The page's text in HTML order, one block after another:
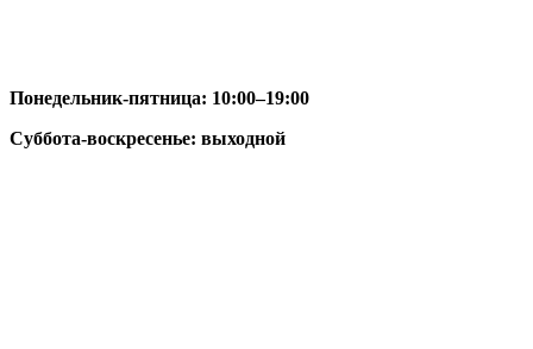
Понедельник-пятница: 10:00–19:00
Суббота-воскресенье: выходной